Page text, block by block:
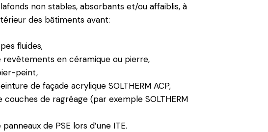
non stables, absorbants et/ou affaiblis, à
des bâtiments avant:
fluides,
revêtements en céramique ou pierre,
peint,
de façade acrylique SOLTHERM ACP,
couches de ragréage (par exemple SOLTHERM
de PSE lors d’une ITE.